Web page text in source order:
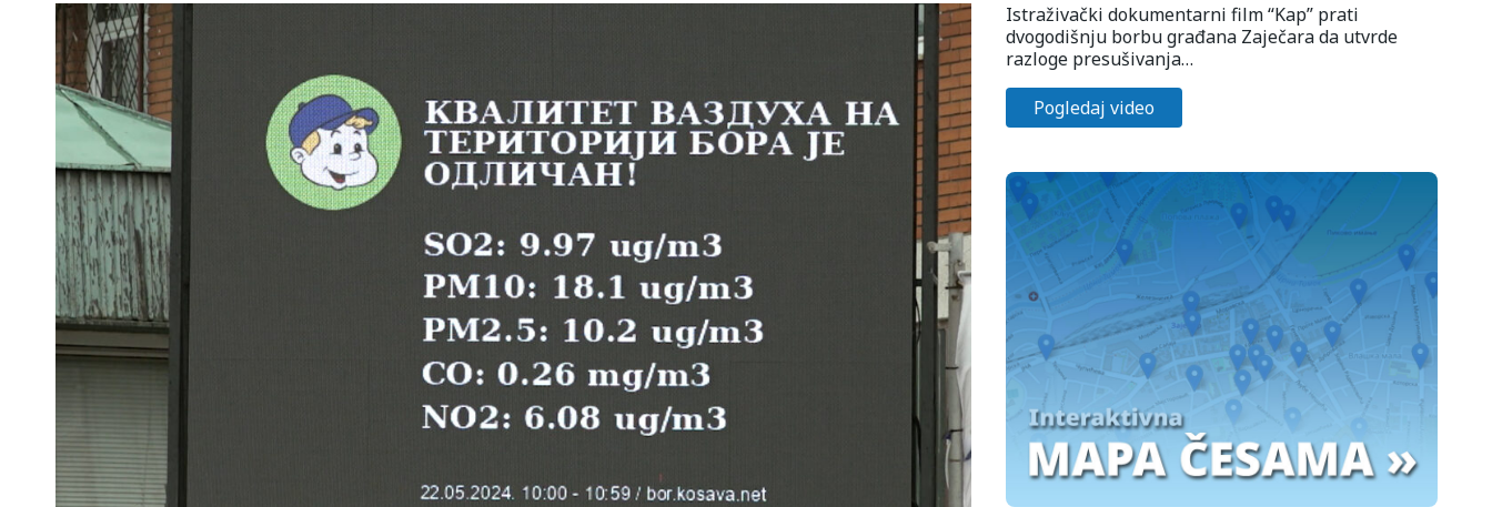
Istraživački dokumentarni film “Kap” prati
dvogodišnju borbu građana Zaječara da utvrde
razloge presušivanja…
Pogledaj video